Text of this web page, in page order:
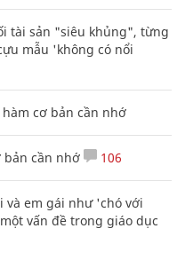
tài sản "siêu khủng", từng
mẫu 'không có nổi
cơ bản cần nhớ
bản cần nhớ 106
và em gái như 'chó với
vấn đề trong giáo dục